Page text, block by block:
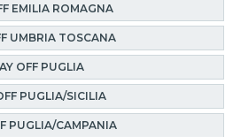
EMILIA ROMAGNA
UMBRIA TOSCANA
OFF PUGLIA
PUGLIA/SICILIA
PUGLIA/CAMPANIA